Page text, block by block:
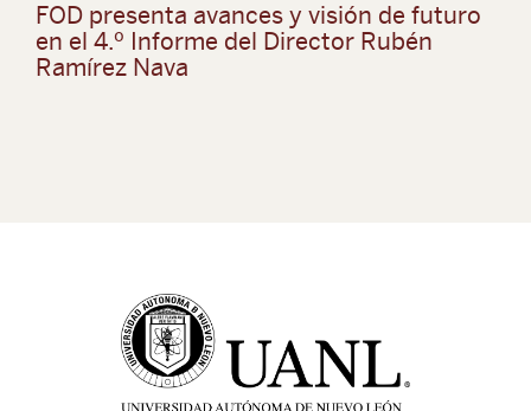
FOD presenta avances y visión de futuro
en el 4.º Informe del Director Rubén
Ramírez Nava